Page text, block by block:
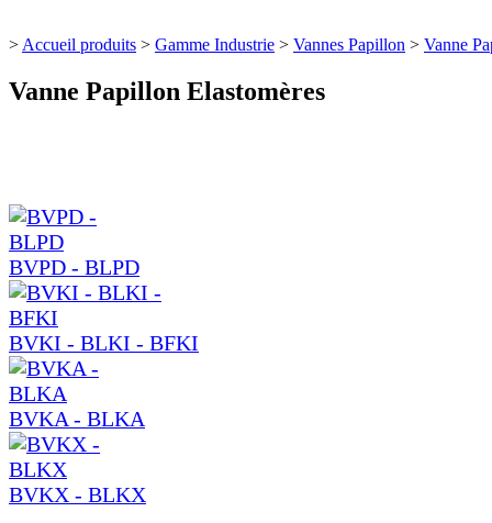
> Accueil produits > Gamme Industrie > Vannes Papillon > Vanne
Vanne Papillon Elastomères
BVPD - BLPD
BVKI - BLKI - BFKI
BVKA - BLKA
BVKX - BLKX